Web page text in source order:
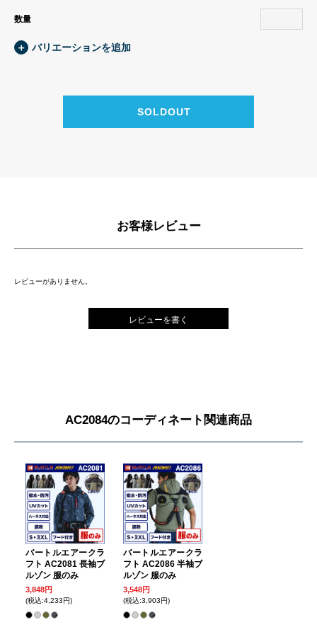
数量
＋ バリエーションを追加
お客様レビュー
レビューがありません。
レビューを書く
AC2084のコーディネート関連商品
バートルエアークラ
フト AC2081 長袖ブ
ルゾン 服のみ
3,848円
(税込:4,233円)
バートルエアークラ
フト AC2086 半袖ブ
ルゾン 服のみ
3,548円
(税込:3,903円)